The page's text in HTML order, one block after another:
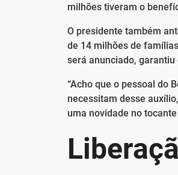
milhões tiveram o
O presidente também
de 14 milhões de
será anunciado,
“Acho que o pessoal do
necessitam desse
uma novidade no